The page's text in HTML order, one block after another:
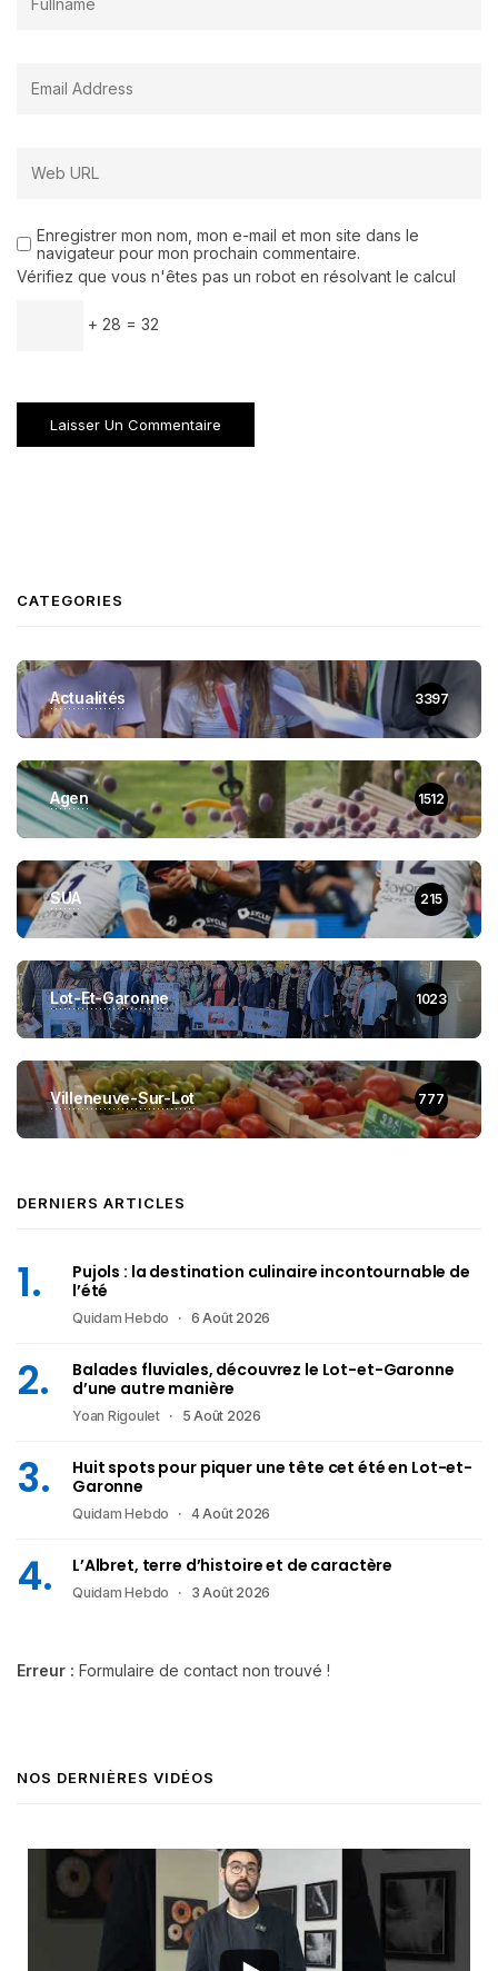
Enregistrer mon nom, mon e-mail et mon site dans le
navigateur pour mon prochain commentaire.
Vérifiez que vous n'êtes pas un robot en résolvant le calcul
+ 28 = 32
CATEGORIES
Actualités 3397
Agen 1512
SUA 215
Lot-Et-Garonne 1023
Villeneuve-Sur-Lot 777
DERNIERS ARTICLES
Pujols : la destination culinaire incontournable de
l’été
Quidam Hebdo 6 Août 2026
Balades fluviales, découvrez le Lot-et-Garonne
d’une autre manière
Yoan Rigoulet 5 Août 2026
Huit spots pour piquer une tête cet été en Lot-et-
Garonne
Quidam Hebdo 4 Août 2026
L’Albret, terre d’histoire et de caractère
Quidam Hebdo 3 Août 2026
Erreur : Formulaire de contact non trouvé !
NOS DERNIÈRES VIDÉOS